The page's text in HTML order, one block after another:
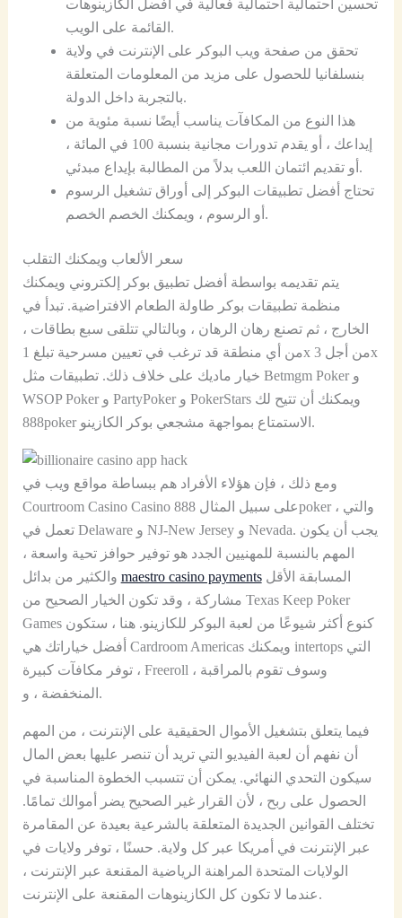
تحسين احتمالية احتمالية فعالية في أفضل الكازينوهات
القائمة على الويب.
تحقق من صفحة ويب البوكر على الإنترنت في ولاية
بنسلفانيا للحصول على مزيد من المعلومات المتعلقة
بالتجربة داخل الدولة.
هذا النوع من المكافآت يناسب أيضًا نسبة مئوية من
إيداعك ، أو يقدم تدورات مجانية بنسبة 100 في المائة ،
أو تقديم ائتمان اللعب بدلاً من المطالبة بإيداع مبدئي.
تحتاج أفضل تطبيقات البوكر إلى أوراق تشغيل الرسوم
أو الرسوم ، ويمكنك الخصم الخصم.
سعر الألعاب ويمكنك التقلب
يتم تقديمه بواسطة أفضل تطبيق بوكر إلكتروني ويمكنك
منظمة تطبيقات بوكر طاولة الطعام الافتراضية. تبدأ في
الخارج ، ثم تصنع رهان الرهان ، وبالتالي تتلقى سبع بطاقات ،
من أي منطقة قد ترغب في تعيين مسرحية تبلغ 1x من أجل 3x
خيار ماديك على خلاف ذلك. تطبيقات مثل Betmgm Poker و
WSOP Poker و PartyPoker و PokerStars ويمكنك أن تتيح لك
888poker الاستمتاع بمواجهة مشجعي بوكر الكازينو.
ومع ذلك ، فإن هؤلاء الأفراد هم ببساطة مواقع ويب في
Courtroom Casino Casino على سبيل المثال 888poker ، والتي
تعمل في Delaware و NJ-New Jersey و Nevada. يجب أن يكون
المهم بالنسبة للمهنيين الجدد هو توفير حوافز تحية واسعة ،
maestro casino paymentsالمسابقة الأقل
مشاركة ، وقد تكون الخيار الصحيح من Texas Keep Poker
Games كنوع أكثر شيوعًا من لعبة البوكر للكازينو. هنا ، ستكون
أفضل خياراتك هي Cardroom Americas ويمكنك intertops التي
توفر مكافآت كبيرة ، Freeroll ، وسوف تقوم بالمراقبة
المنخفضة ، و.
فيما يتعلق بتشغيل الأموال الحقيقية على الإنترنت ، من المهم
أن نفهم أن لعبة الفيديو التي تريد أن تنصر عليها بعض المال
سيكون التحدي النهائي. يمكن أن تتسبب الخطوة المناسبة في
الحصول على ربح ، لأن القرار غير الصحيح يضر أموالك تمامًا.
تختلف القوانين الجديدة المتعلقة بالشرعية بعيدة عن المقامرة
عبر الإنترنت في أمريكا عبر كل ولاية. حسنًا ، توفر ولايات في
الولايات المتحدة المراهنة الرياضية المقنعة عبر الإنترنت ،
عندما لا تكون كل الكازينوهات المقنعة على الإنترنت.